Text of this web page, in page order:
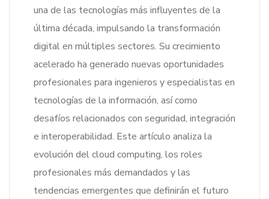
una de las tecnologías más influyentes de la
última década, impulsando la transformación
digital en múltiples sectores. Su crecimiento
acelerado ha generado nuevas oportunidades
profesionales para ingenieros y especialistas en
tecnologías de la información, así como
desafíos relacionados con seguridad, integración
e interoperabilidad. Este artículo analiza la
evolución del cloud computing, los roles
profesionales más demandados y las
tendencias emergentes que definirán el futuro